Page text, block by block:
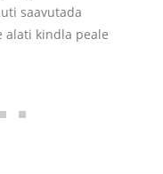
saavutada
alati kindla peale